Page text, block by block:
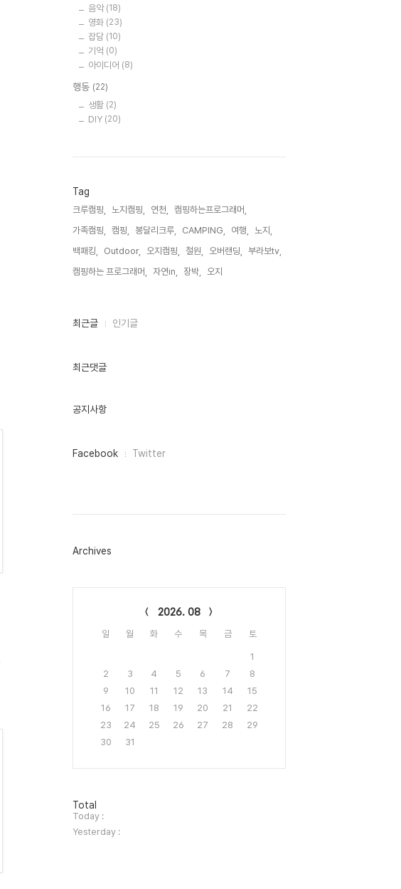
음악 (18)
영화 (23)
잡담 (10)
기억 (0)
아이디어 (8)
행동 (22)
생활 (2)
DIY (20)
Tag
크루캠핑, 노지캠핑, 연천,
캠핑하는프로그래머,
가족캠핑,
캠핑, 봉달리크루, CAMPING, 여행,
노지,
백패킹,
Outdoor, 오지캠핑, 철원, 오버랜딩,
부라보tv,
캠핑하는 프로그래머,
자연in, 장박, 오지,
최
인
최근글 인기글
최근댓글
공지사항
페
그
Facebook Twitter
Archives
2026. 08
일 월 화 수 목 금 토
1
2
3 4 5 6 7
8
9
10 11 12 13 14
15
16
17 18 19 20 21
22
23
24 25 26 27 28
29
30
31
방
문
자
수
Total
Today :
Yesterday :